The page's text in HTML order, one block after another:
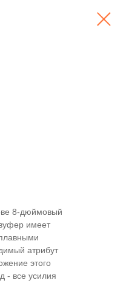
8-дюймовый
имеет
атрибут
этого
- все усилия